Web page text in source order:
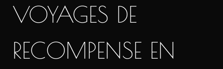
VOYAGES DE
RECOMPENSE EN